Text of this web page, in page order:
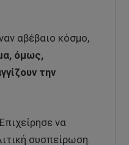
αβέβαιο κόσμο,
όμως,
την
Επιχείρησε να
συσπείρωση.